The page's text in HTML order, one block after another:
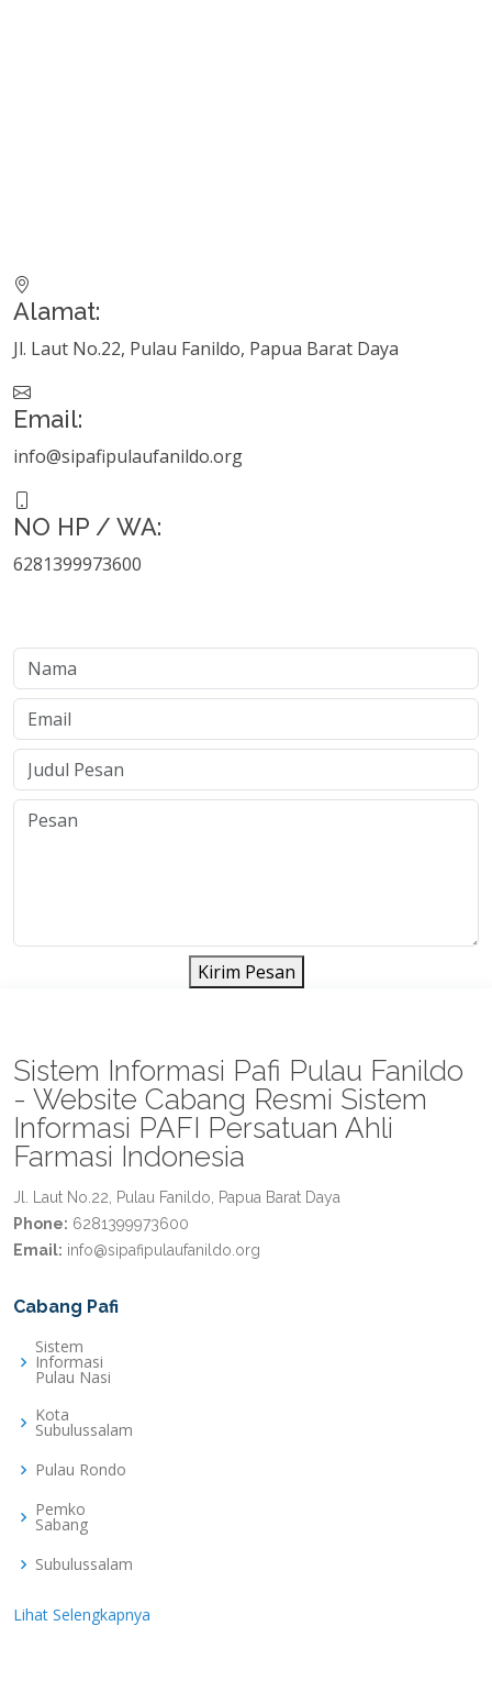
Alamat:
Jl. Laut No.22, Pulau Fanildo, Papua Barat Daya
Email:
info@sipafipulaufanildo.org
NO HP / WA:
6281399973600
Kirim Pesan
Sistem Informasi Pafi Pulau Fanildo
- Website Cabang Resmi Sistem
Informasi PAFI Persatuan Ahli
Farmasi Indonesia
Jl. Laut No.22, Pulau Fanildo, Papua Barat Daya
Phone: 6281399973600
Email: info@sipafipulaufanildo.org
Cabang Pafi
Sistem
Informasi
Pulau Nasi
Kota
Subulussalam
Pulau Rondo
Pemko
Sabang
Subulussalam
Lihat Selengkapnya